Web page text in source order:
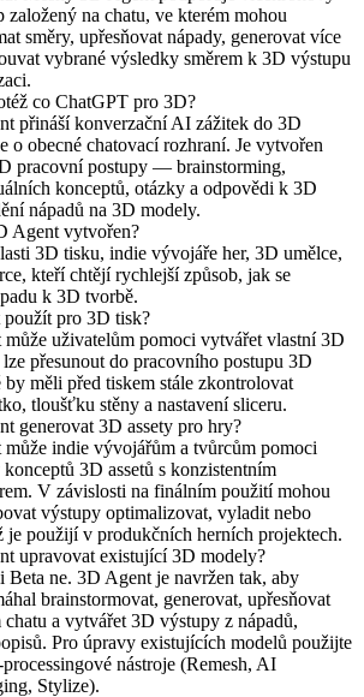
založený na chatu, ve kterém mohou
směry, upřesňovat nápady, generovat více
vybrané výsledky směrem k 3D výstupu
co ChatGPT pro 3D?
přináší konverzační AI zážitek do 3D
o obecné chatovací rozhraní. Je vytvořen
pracovní postupy — brainstorming,
konceptů, otázky a odpovědi k 3D
nápadů na 3D modely.
Agent vytvořen?
3D tisku, indie vývojáře her, 3D umělce,
kteří chtějí rychlejší způsob, jak se
k 3D tvorbě.
pro 3D tisk?
uživatelům pomoci vytvářet vlastní 3D
přesunout do pracovního postupu 3D
měli před tiskem stále zkontrolovat
tloušťku stěny a nastavení sliceru.
generovat 3D assety pro hry?
indie vývojářům a tvůrcům pomoci
3D assetů s konzistentním
V závislosti na finálním použití mohou
výstupy optimalizovat, vyladit nebo
je použijí v produkčních herních projektech.
upravovat existující 3D modely?
Beta ne. 3D Agent je navržen tak, aby
brainstormovat, generovat, upřesňovat
a vytvářet 3D výstupy z nápadů,
Pro úpravy existujících modelů použijte
nástroje (Remesh, AI
Stylize).